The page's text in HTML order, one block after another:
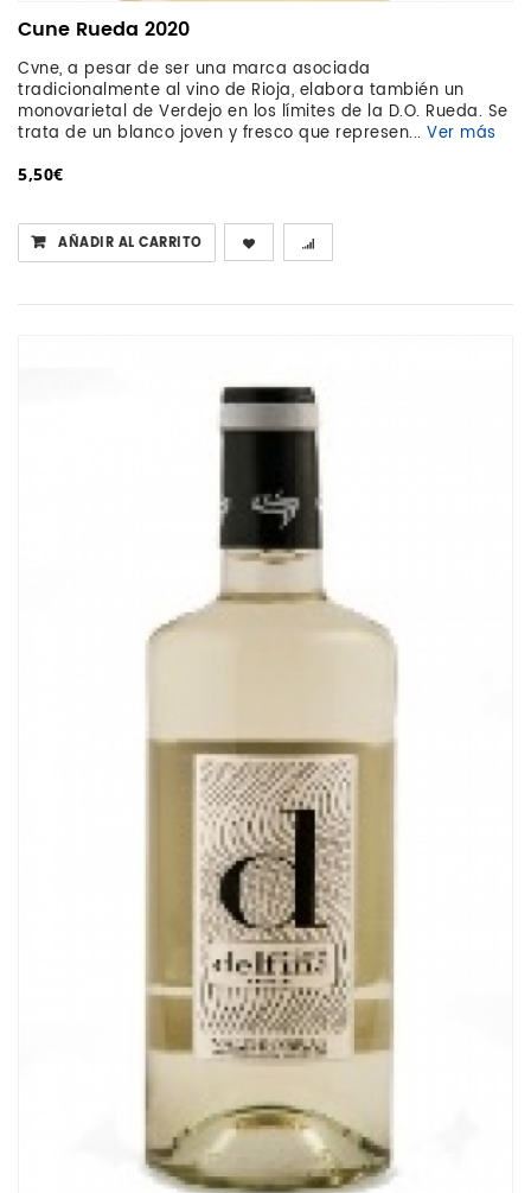
Cune Rueda 2020
Cvne, a pesar de ser una marca asociada
tradicionalmente al vino de Rioja, elabora también un
monovarietal de Verdejo en los límites de la D.O. Rueda. Se
trata de un blanco joven y fresco que represen... Ver más
5,50€
AÑADIR AL CARRITO